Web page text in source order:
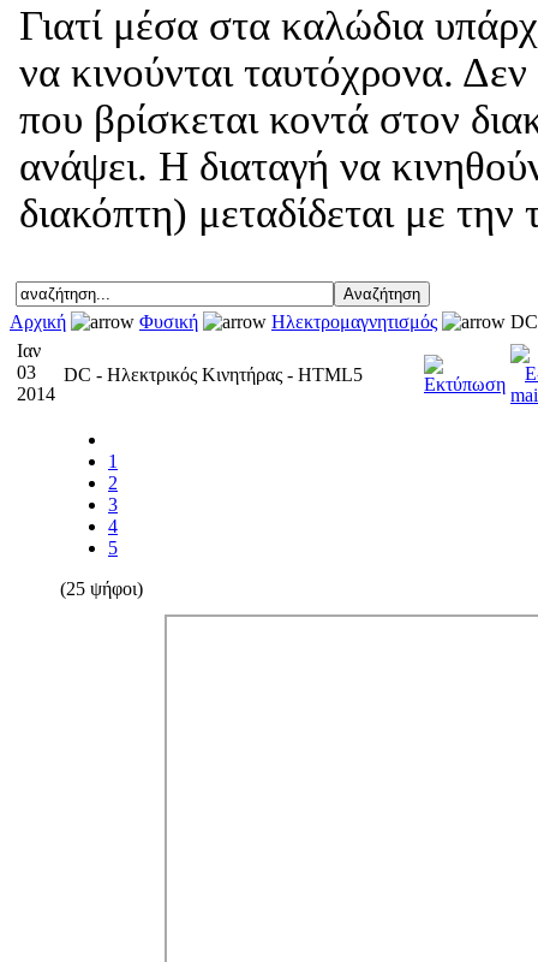
Γιατί μέσα στα καλώδια
να κινούνται ταυτόχρονα.
που βρίσκεται κοντά στον
ανάψει. Η διαταγή να
διακόπτη) μεταδίδεται με
Αρχική Φυσική Ηλεκτρομαγνητισμός
Ιαν
03
2014
DC - Ηλεκτρικός Κινητήρας - HTML5
1
2
3
4
5
(25 ψήφοι)